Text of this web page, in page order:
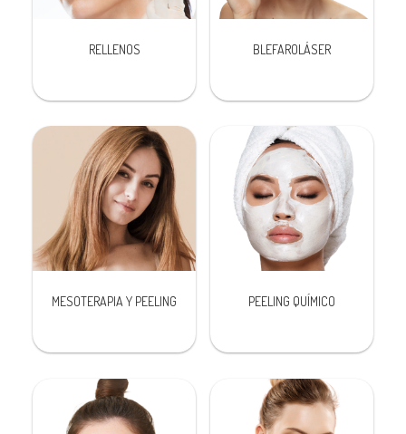
RELLENOS BLEFAROLÁSER
MESOTERAPIA Y PEELING PEELING QUÍMICO